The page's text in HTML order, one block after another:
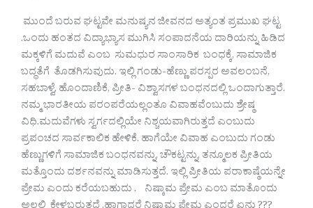
ಮುಂದೆ ಬರುವ ಘಟ್ಟವೇ ಮನುಷ್ಯನ ಜೀವನದ ಅತ್ಯಂತ ಪ್ರಮುಖ ಘಟ್ಟ
.ಒಂದು ಹಂತದ ವಿದ್ಯಾಭ್ಯಾಸ ಮುಗಿಸಿ ಸಂಪಾದನೆಯ ದಾರಿಯನ್ನು ಹಿಡಿದ
ಮಕ್ಕಳಿಗೆ ಮದುವೆ ಎಂಬ ಸುಮಧುರ ಸಾಂಸಾರಿಕ ಬಂಧಕ್ಕೆ, ಸಾಮಾಜಿಕ
ಬದ್ಧತೆಗೆ ತೊಡಗಿಸುವುದು. ಇಲ್ಲಿ ಗಂಡು-ಹೆಣ್ಣು ಪರಸ್ಪರ ಅವಲಂಬನೆ,
ಸಹಬಾಳ್ವೆ, ಹೊಂದಾಣಿಕೆ, ಪ್ರೀತಿ- ವಿಶ್ವಾಸಗಳ ಬಂಧನದಲ್ಲಿ ಒಂದಾಗುತ್ತಾರೆ.
ನಮ್ಮ ಭಾರತೀಯ ಪರಂಪರೆಯಲ್ಲಂತೂ ವಿವಾಹವೆ೦ಬುದು ಶ್ರೇಷ್ಠ
ವಿಧಿ.ಮದುವೆಗಳು ಸ್ವರ್ಗದಲ್ಲಿಯೇ ನಿಶ್ಚಯವಾಗಿರುತ್ತದೆ ಎಂಬುದು
ಪ್ರಪಂಚದ ಸಾರ್ವಕಾಲಿಕ ಹೇಳಿಕೆ. ಹಾಗೆಯೇ ವಿವಾಹ ಎಂಬುದು ಗಂಡು
ಹೆಣ್ಣುಗಳಿಗೆ ಸಾಮಾಜಿಕ ಬಂಧನವನ್ನು, ಚೌಕಟ್ಟನ್ನು, ತನ್ಮೂಲಕ ಪ್ರೀತಿಯ
ಮತ್ತೊಂದು ದರ್ಶನವನ್ನು ಮಾಡಿಸುತ್ತದೆ. ಇಲ್ಲಿ ಪ್ರೀತಿಯ ಪರಾಕಾಷ್ಠೆಯನ್ನೇ
ಪ್ರೇಮ ಎಂದು ಕರೆಯಬಹುದು . ನಿಷ್ಕಾಮ ಪ್ರೇಮ ಎಂಬ ಮಾತೊ೦ದು